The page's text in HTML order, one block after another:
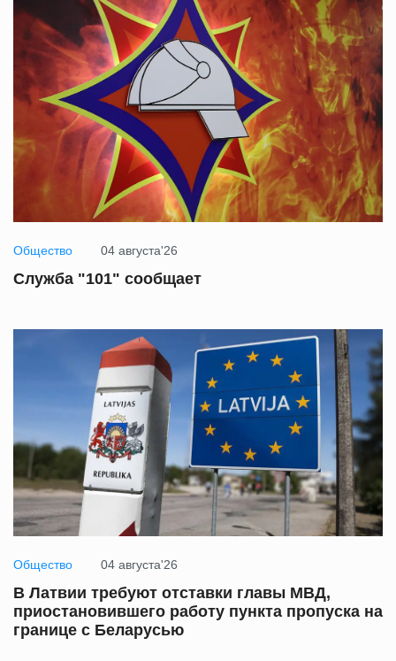
Общество 04 августа'26
Служба "101" сообщает
Общество 04 августа'26
В Латвии требуют отставки главы МВД,
приостановившего работу пункта пропуска на
границе с Беларусью